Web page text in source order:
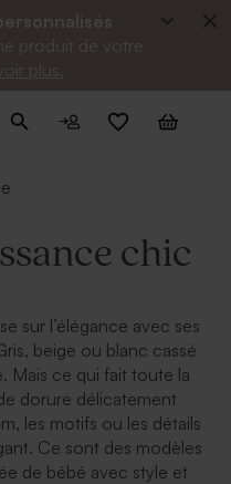
produit de votre
plus.
chic
sur l’élégance avec ses
beige ou blanc cassé
Mais ce qui fait toute la
dorure délicatement
les motifs ou les détails
Ce sont des modèles
de bébé avec style et